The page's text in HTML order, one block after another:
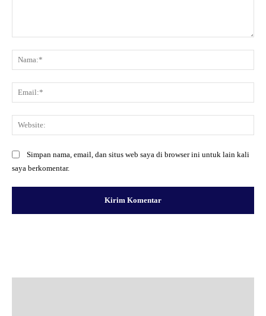
Simpan nama, email, dan situs web saya di browser ini untuk lain kali
saya berkomentar.